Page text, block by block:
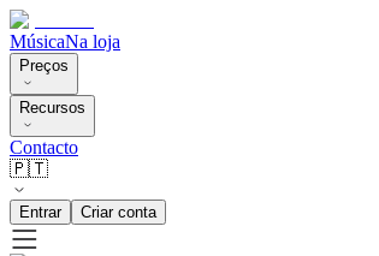
MúsicaNa loja
Preços
Recursos
Contacto
🇵🇹
Entrar Criar conta